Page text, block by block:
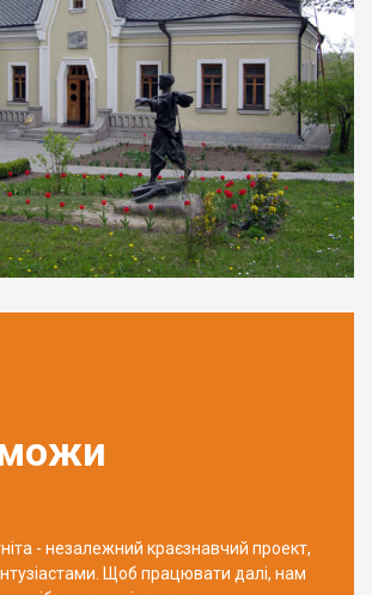
- незалежний краєзнавчий проект,
Щоб працювати далі, нам